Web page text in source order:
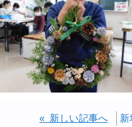
« 新しい記事へ 新